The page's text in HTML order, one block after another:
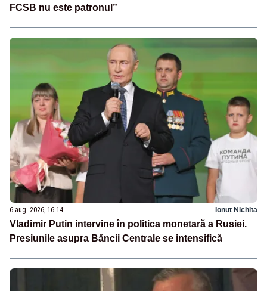
FCSB nu este patronul”
6 aug. 2026, 16:14 Ionuț Nichita
Vladimir Putin intervine în politica monetară a Rusiei.
Presiunile asupra Băncii Centrale se intensifică